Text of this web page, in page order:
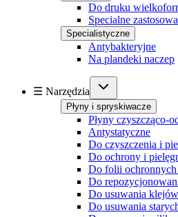
Do druku
Specialne
Specialistyczne
Antybakteryjne
Na plandeki naczep
☰ Narzędzia
Płyny i spryskiwacze
Płyny czyszcząco-
Antystatyczne
Do czyszczenia i
Do ochrony i
Do folii ochronnych
Do
Do usuwania klejów
Do usuwania